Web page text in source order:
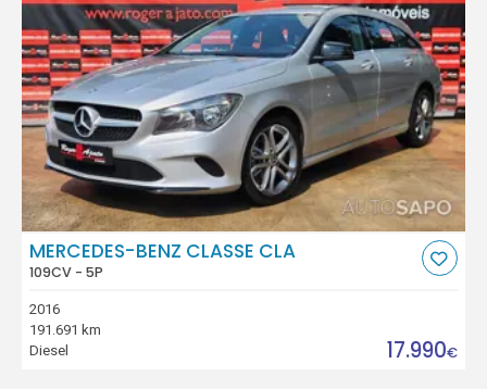
MERCEDES-BENZ CLASSE CLA
109CV - 5P
2016
191.691 km
Diesel
17.990€